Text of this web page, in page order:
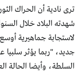
ترى نادية أن الحراك
شهدته البلاد خلال
لاستجابة جماهيرية
جديد، "ربما يؤثر
السلطة، وأيضا الحالة